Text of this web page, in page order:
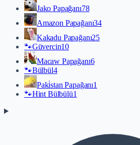
Jako Papağanı78
Amazon Papağanı34
Kakadu Papağanı25
🐾Güvercin10
Macaw Papağanı6
🐾Bülbül4
Paki̇stan Papağanı1
🐾Hint Bülbülü1